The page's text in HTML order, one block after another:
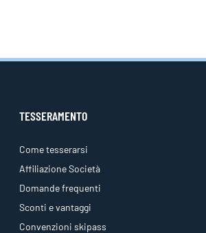
TESSERAMENTO
Come tesserarsi
Affiliazione Società
Domande frequenti
Sconti e vantaggi
Convenzioni skipass